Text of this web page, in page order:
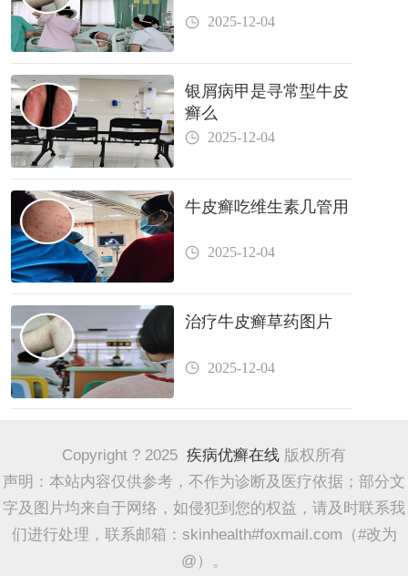
2025-12-04
银屑病甲是寻常型牛皮
癣么
2025-12-04
牛皮癣吃维生素几管用
2025-12-04
治疗牛皮癣草药图片
2025-12-04
Copyright ? 2025 疾病优癣在线 版权所有
声明：本站内容仅供参考，不作为诊断及医疗依据；部分文
字及图片均来自于网络，如侵犯到您的权益，请及时联系我
们进行处理，联系邮箱：skinhealth#foxmail.com（#改为
@）。